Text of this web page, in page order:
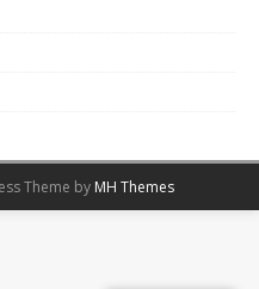
Theme by MH Themes